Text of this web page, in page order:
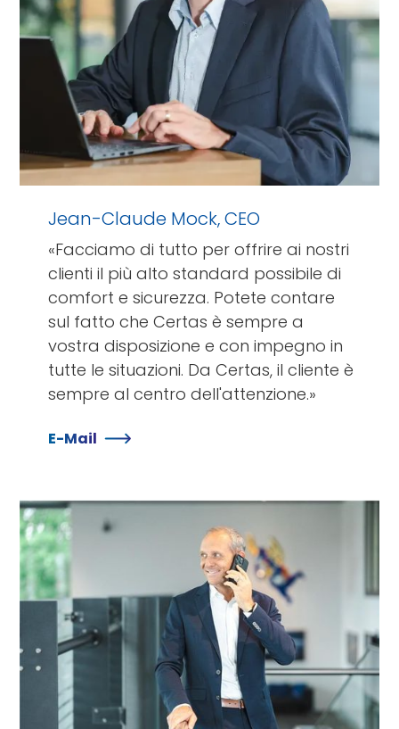
Jean-Claude Mock, CEO
«Facciamo di tutto per offrire ai nostri
clienti il più alto standard possibile di
comfort e sicurezza. Potete contare
sul fatto che Certas è sempre a
vostra disposizione e con impegno in
tutte le situazioni. Da Certas, il cliente è
sempre al centro dell'attenzione.»
E-Mail